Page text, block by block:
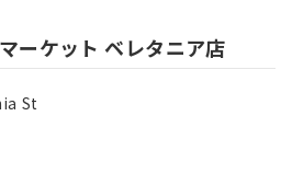
ーケット ベレタニア店
St